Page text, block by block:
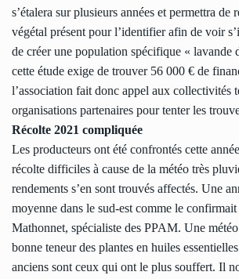
s’étalera sur plusieurs années et permettra
végétal présent pour l’identifier afin de voir
de créer une population spécifique « lavande
cette étude exige de trouver 56 000 € de
l’association fait donc appel aux collectivités
organisations partenaires pour tenter les
Récolte 2021 compliquée
Les producteurs ont été confrontés cette
récolte difficiles à cause de la météo très
rendements s’en sont trouvés affectés. Une
moyenne dans le sud-est comme le
Mathonnet, spécialiste des PPAM. Une
bonne teneur des plantes en huiles
anciens sont ceux qui ont le plus souffert. Il